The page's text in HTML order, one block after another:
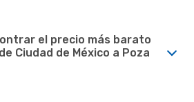
el precio más barato
Ciudad de México a Poza